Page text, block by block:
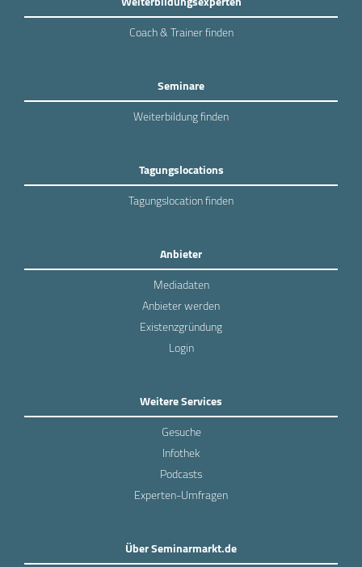
Coach & Trainer finden
Seminare
Weiterbildung finden
Tagungslocations
Tagungslocation finden
Anbieter
Mediadaten
Anbieter werden
Existenzgründung
Login
Weitere Services
Gesuche
Infothek
Podcasts
Experten-Umfragen
Über Seminarmarkt.de